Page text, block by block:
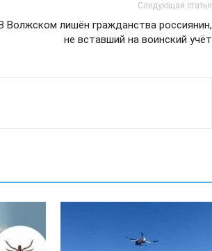
Следующая статья
Волжском лишён гражданства россиянин,
не вставший на воинский учёт